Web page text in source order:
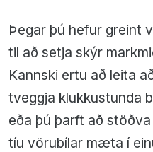
Þegar þú hefur greint
til að setja skýr
Kannski ertu að leita
tveggja klukkustunda
eða þú þarft að
tíu vörubílar mæta í